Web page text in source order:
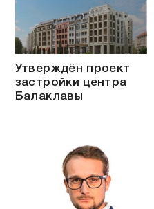
Утверждён проект
застройки центра
Балаклавы